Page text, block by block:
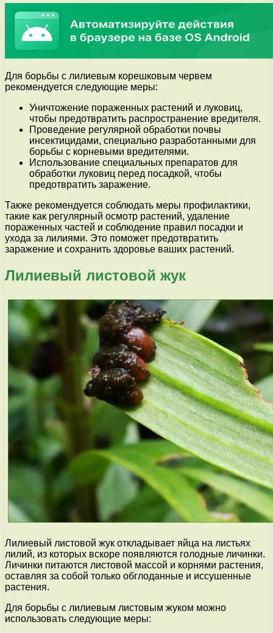
Для борьбы с лилиевым корешковым червем
рекомендуется следующие меры:
Уничтожение пораженных растений и луковиц,
чтобы предотвратить распространение вредителя.
Проведение регулярной обработки почвы
инсектицидами, специально разработанными для
борьбы с корневыми вредителями.
Использование специальных препаратов для
обработки луковиц перед посадкой, чтобы
предотвратить заражение.
Также рекомендуется соблюдать меры профилактики,
такие как регулярный осмотр растений, удаление
пораженных частей и соблюдение правил посадки и
ухода за лилиями. Это поможет предотвратить
заражение и сохранить здоровье ваших растений.
Лилиевый листовой жук
Лилиевый листовой жук откладывает яйца на листьях
лилий, из которых вскоре появляются голодные личинки.
Личинки питаются листовой массой и корнями растения,
оставляя за собой только обглоданные и иссушенные
растения.
Для борьбы с лилиевым листовым жуком можно
использовать следующие меры: